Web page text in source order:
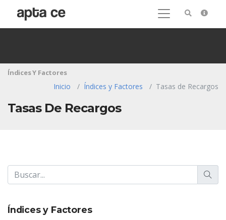
Índices Y Factores
Inicio Índices y Factores Tasas de Recargos
Tasas De Recargos
Índices y Factores